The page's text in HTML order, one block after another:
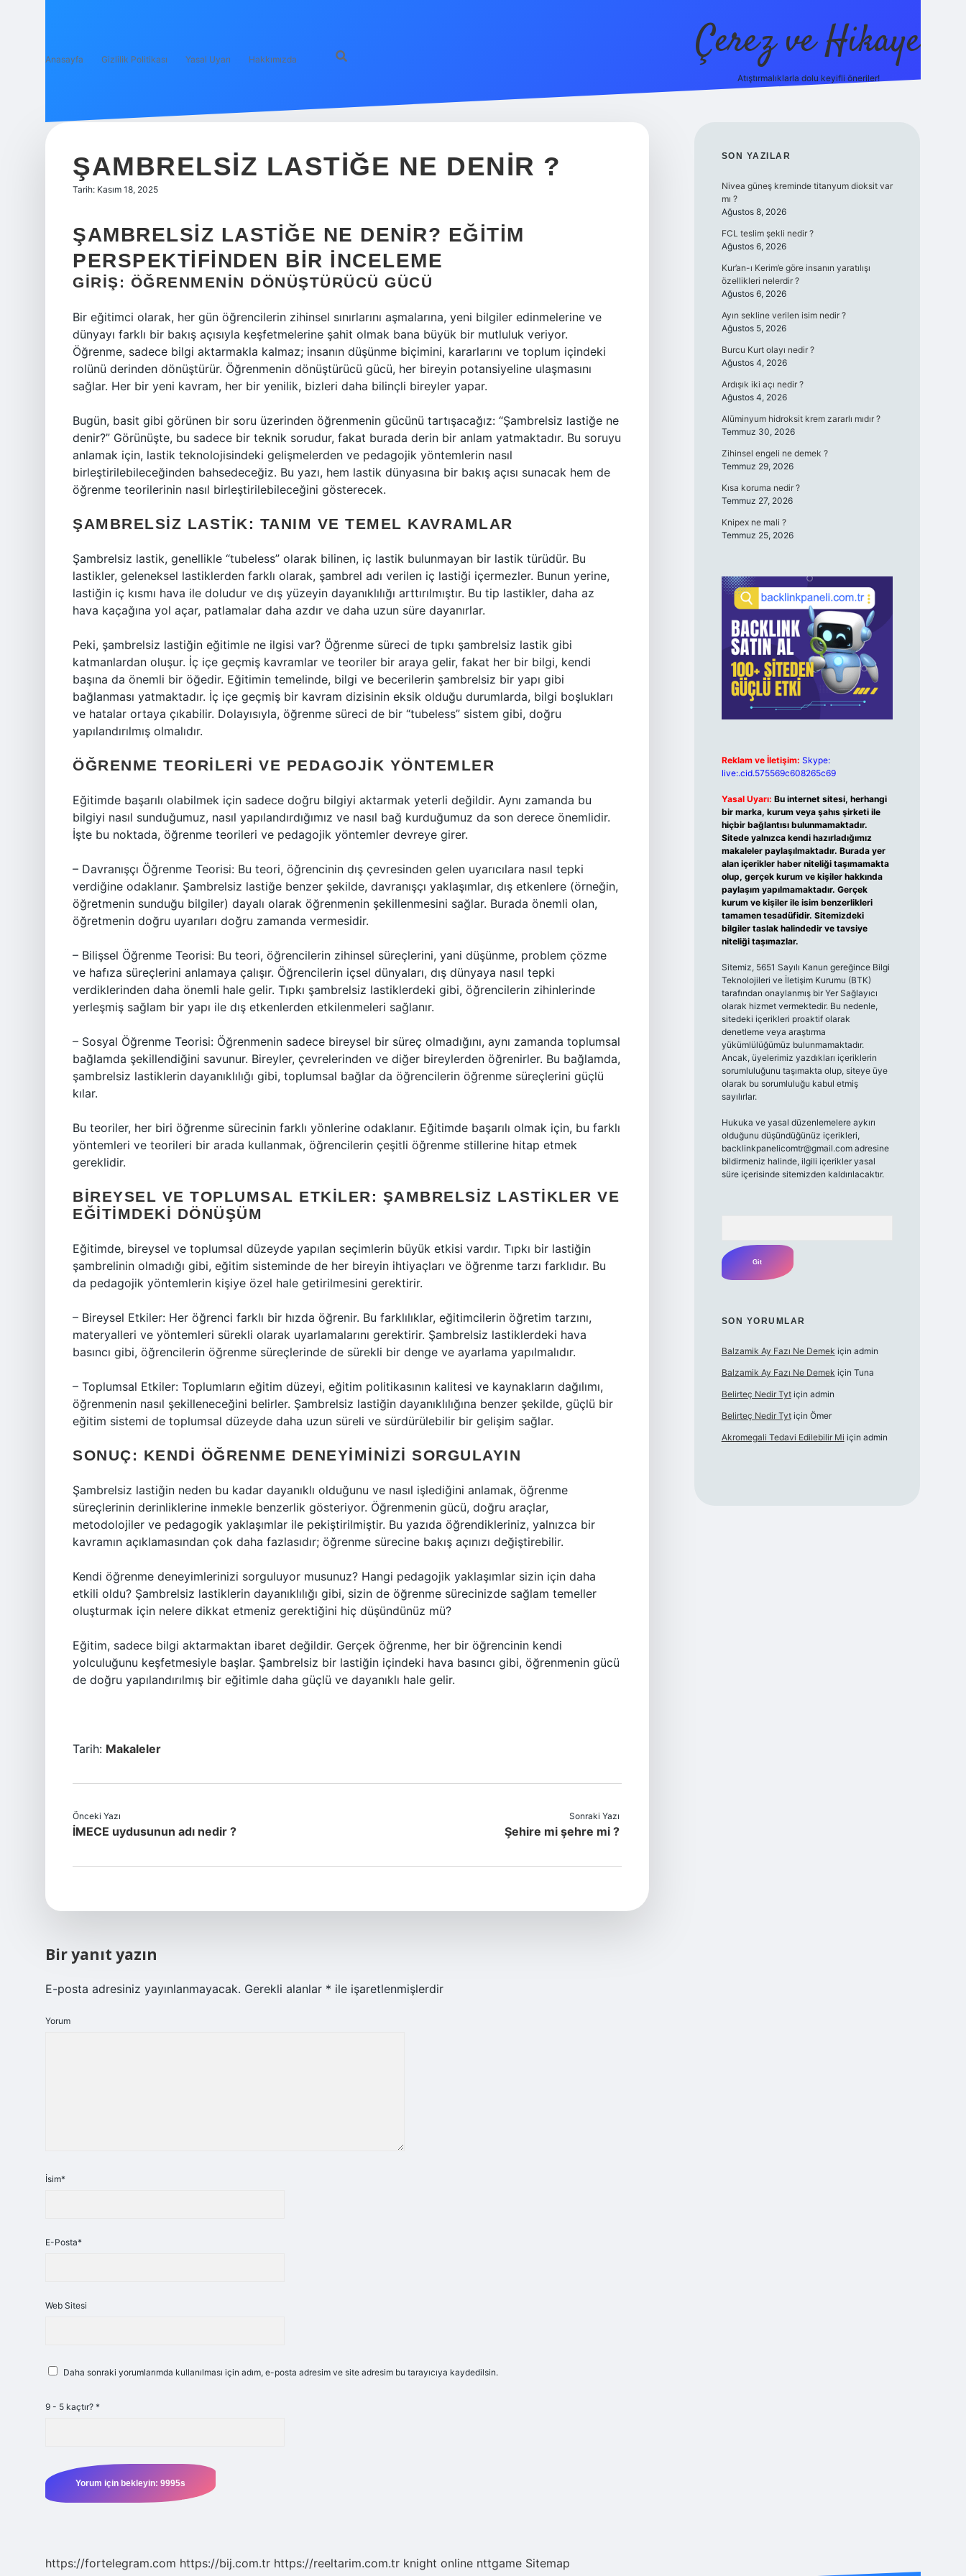
Anasayfa Gizlilik Politikası Yasal Uyarı Hakkımızda Çerez ve Hikaye
Atıştırmalıklarla dolu keyifli öneriler!
ŞAMBRELSIZ LASTIĞE NE DENIR ?
Tarih: Kasım 18, 2025
ŞAMBRELSIZ LASTIĞE NE DENIR? EĞITIM
PERSPEKTIFINDEN BIR İNCELEME
GIRIŞ: ÖĞRENMENIN DÖNÜŞTÜRÜCÜ GÜCÜ
Bir eğitimci olarak, her gün öğrencilerin zihinsel sınırlarını aşmalarına, yeni bilgiler edinmelerine ve
dünyayı farklı bir bakış açısıyla keşfetmelerine şahit olmak bana büyük bir mutluluk veriyor.
Öğrenme, sadece bilgi aktarmakla kalmaz; insanın düşünme biçimini, kararlarını ve toplum içindeki
rolünü derinden dönüştürür. Öğrenmenin dönüştürücü gücü, her bireyin potansiyeline ulaşmasını
sağlar. Her bir yeni kavram, her bir yenilik, bizleri daha bilinçli bireyler yapar.
Bugün, basit gibi görünen bir soru üzerinden öğrenmenin gücünü tartışacağız: “Şambrelsiz lastiğe ne
denir?” Görünüşte, bu sadece bir teknik sorudur, fakat burada derin bir anlam yatmaktadır. Bu soruyu
anlamak için, lastik teknolojisindeki gelişmelerden ve pedagojik yöntemlerin nasıl
birleştirilebileceğinden bahsedeceğiz. Bu yazı, hem lastik dünyasına bir bakış açısı sunacak hem de
öğrenme teorilerinin nasıl birleştirilebileceğini gösterecek.
ŞAMBRELSIZ LASTIK: TANIM VE TEMEL KAVRAMLAR
Şambrelsiz lastik, genellikle “tubeless” olarak bilinen, iç lastik bulunmayan bir lastik türüdür. Bu
lastikler, geleneksel lastiklerden farklı olarak, şambrel adı verilen iç lastiği içermezler. Bunun yerine,
lastiğin iç kısmı hava ile doludur ve dış yüzeyin dayanıklılığı arttırılmıştır. Bu tip lastikler, daha az
hava kaçağına yol açar, patlamalar daha azdır ve daha uzun süre dayanırlar.
Peki, şambrelsiz lastiğin eğitimle ne ilgisi var? Öğrenme süreci de tıpkı şambrelsiz lastik gibi
katmanlardan oluşur. İç içe geçmiş kavramlar ve teoriler bir araya gelir, fakat her bir bilgi, kendi
başına da önemli bir öğedir. Eğitimin temelinde, bilgi ve becerilerin şambrelsiz bir yapı gibi
bağlanması yatmaktadır. İç içe geçmiş bir kavram dizisinin eksik olduğu durumlarda, bilgi boşlukları
ve hatalar ortaya çıkabilir. Dolayısıyla, öğrenme süreci de bir “tubeless” sistem gibi, doğru
yapılandırılmış olmalıdır.
ÖĞRENME TEORILERI VE PEDAGOJIK YÖNTEMLER
Eğitimde başarılı olabilmek için sadece doğru bilgiyi aktarmak yeterli değildir. Aynı zamanda bu
bilgiyi nasıl sunduğumuz, nasıl yapılandırdığımız ve nasıl bağ kurduğumuz da son derece önemlidir.
İşte bu noktada, öğrenme teorileri ve pedagojik yöntemler devreye girer.
– Davranışçı Öğrenme Teorisi: Bu teori, öğrencinin dış çevresinden gelen uyarıcılara nasıl tepki
verdiğine odaklanır. Şambrelsiz lastiğe benzer şekilde, davranışçı yaklaşımlar, dış etkenlere (örneğin,
öğretmenin sunduğu bilgiler) dayalı olarak öğrenmenin şekillenmesini sağlar. Burada önemli olan,
öğretmenin doğru uyarıları doğru zamanda vermesidir.
– Bilişsel Öğrenme Teorisi: Bu teori, öğrencilerin zihinsel süreçlerini, yani düşünme, problem çözme
ve hafıza süreçlerini anlamaya çalışır. Öğrencilerin içsel dünyaları, dış dünyaya nasıl tepki
verdiklerinden daha önemli hale gelir. Tıpkı şambrelsiz lastiklerdeki gibi, öğrencilerin zihinlerinde
yerleşmiş sağlam bir yapı ile dış etkenlerden etkilenmeleri sağlanır.
– Sosyal Öğrenme Teorisi: Öğrenmenin sadece bireysel bir süreç olmadığını, aynı zamanda toplumsal
bağlamda şekillendiğini savunur. Bireyler, çevrelerinden ve diğer bireylerden öğrenirler. Bu bağlamda,
şambrelsiz lastiklerin dayanıklılığı gibi, toplumsal bağlar da öğrencilerin öğrenme süreçlerini güçlü
kılar.
Bu teoriler, her biri öğrenme sürecinin farklı yönlerine odaklanır. Eğitimde başarılı olmak için, bu farklı
yöntemleri ve teorileri bir arada kullanmak, öğrencilerin çeşitli öğrenme stillerine hitap etmek
gereklidir.
BIREYSEL VE TOPLUMSAL ETKILER: ŞAMBRELSIZ LASTIKLER VE
EĞITIMDEKI DÖNÜŞÜM
Eğitimde, bireysel ve toplumsal düzeyde yapılan seçimlerin büyük etkisi vardır. Tıpkı bir lastiğin
şambrelinin olmadığı gibi, eğitim sisteminde de her bireyin ihtiyaçları ve öğrenme tarzı farklıdır. Bu
da pedagojik yöntemlerin kişiye özel hale getirilmesini gerektirir.
– Bireysel Etkiler: Her öğrenci farklı bir hızda öğrenir. Bu farklılıklar, eğitimcilerin öğretim tarzını,
materyalleri ve yöntemleri sürekli olarak uyarlamalarını gerektirir. Şambrelsiz lastiklerdeki hava
basıncı gibi, öğrencilerin öğrenme süreçlerinde de sürekli bir denge ve ayarlama yapılmalıdır.
– Toplumsal Etkiler: Toplumların eğitim düzeyi, eğitim politikasının kalitesi ve kaynakların dağılımı,
öğrenmenin nasıl şekilleneceğini belirler. Şambrelsiz lastiğin dayanıklılığına benzer şekilde, güçlü bir
eğitim sistemi de toplumsal düzeyde daha uzun süreli ve sürdürülebilir bir gelişim sağlar.
SONUÇ: KENDI ÖĞRENME DENEYIMINIZI SORGULAYIN
Şambrelsiz lastiğin neden bu kadar dayanıklı olduğunu ve nasıl işlediğini anlamak, öğrenme
süreçlerinin derinliklerine inmekle benzerlik gösteriyor. Öğrenmenin gücü, doğru araçlar,
metodolojiler ve pedagogik yaklaşımlar ile pekiştirilmiştir. Bu yazıda öğrendikleriniz, yalnızca bir
kavramın açıklamasından çok daha fazlasıdır; öğrenme sürecine bakış açınızı değiştirebilir.
Kendi öğrenme deneyimlerinizi sorguluyor musunuz? Hangi pedagojik yaklaşımlar sizin için daha
etkili oldu? Şambrelsiz lastiklerin dayanıklılığı gibi, sizin de öğrenme sürecinizde sağlam temeller
oluşturmak için nelere dikkat etmeniz gerektiğini hiç düşündünüz mü?
Eğitim, sadece bilgi aktarmaktan ibaret değildir. Gerçek öğrenme, her bir öğrencinin kendi
yolculuğunu keşfetmesiyle başlar. Şambrelsiz bir lastiğin içindeki hava basıncı gibi, öğrenmenin gücü
de doğru yapılandırılmış bir eğitimle daha güçlü ve dayanıklı hale gelir.
Tarih: Makaleler
Önceki Yazı
İMECE uydusunun adı nedir ?
Sonraki Yazı
Şehire mi şehre mi ?
Bir yanıt yazın
E-posta adresiniz yayınlanmayacak. Gerekli alanlar * ile işaretlenmişlerdir
Yorum
İsim*
E-Posta*
Web Sitesi
Daha sonraki yorumlarımda kullanılması için adım, e-posta adresim ve site adresim bu tarayıcıya kaydedilsin.
9 - 5 kaçtır? *
https://fortelegram.com https://bij.com.tr https://reeltarim.com.tr knight online nttgame Sitemap
SIDEBAR
SON YAZILAR
Nivea güneş kreminde titanyum dioksit var
mı ?
Ağustos 8, 2026
FCL teslim şekli nedir ?
Ağustos 6, 2026
Kur’an-ı Kerim’e göre insanın yaratılışı
özellikleri nelerdir ?
Ağustos 6, 2026
Ayın sekline verilen isim nedir ?
Ağustos 5, 2026
Burcu Kurt olayı nedir ?
Ağustos 4, 2026
Ardışık iki açı nedir ?
Ağustos 4, 2026
Alüminyum hidroksit krem zararlı mıdır ?
Temmuz 30, 2026
Zihinsel engeli ne demek ?
Temmuz 29, 2026
Kısa koruma nedir ?
Temmuz 27, 2026
Knipex ne mali ?
Temmuz 25, 2026
Reklam ve İletişim: Skype:
live:.cid.575569c608265c69
Yasal Uyarı: Bu internet sitesi, herhangi
bir marka, kurum veya şahıs şirketi ile
hiçbir bağlantısı bulunmamaktadır.
Sitede yalnızca kendi hazırladığımız
makaleler paylaşılmaktadır. Burada yer
alan içerikler haber niteliği taşımamakta
olup, gerçek kurum ve kişiler hakkında
paylaşım yapılmamaktadır. Gerçek
kurum ve kişiler ile isim benzerlikleri
tamamen tesadüfidir. Sitemizdeki
bilgiler taslak halindedir ve tavsiye
niteliği taşımazlar.
Sitemiz, 5651 Sayılı Kanun gereğince Bilgi
Teknolojileri ve İletişim Kurumu (BTK)
tarafından onaylanmış bir Yer Sağlayıcı
olarak hizmet vermektedir. Bu nedenle,
sitedeki içerikleri proaktif olarak
denetleme veya araştırma
yükümlülüğümüz bulunmamaktadır.
Ancak, üyelerimiz yazdıkları içeriklerin
sorumluluğunu taşımakta olup, siteye üye
olarak bu sorumluluğu kabul etmiş
sayılırlar.
Hukuka ve yasal düzenlemelere aykırı
olduğunu düşündüğünüz içerikleri,
backlinkpanelicomtr@gmail.comadresine
bildirmeniz halinde, ilgili içerikler yasal
süre içerisinde sitemizden kaldırılacaktır.
SON YORUMLAR
Balzamik Ay Fazı Ne Demek için admin
Balzamik Ay Fazı Ne Demek için Tuna
Belirteç Nedir Tytiçin admin
Belirteç Nedir Tytiçin Ömer
Akromegali Tedavi Edilebilir Mi için admin